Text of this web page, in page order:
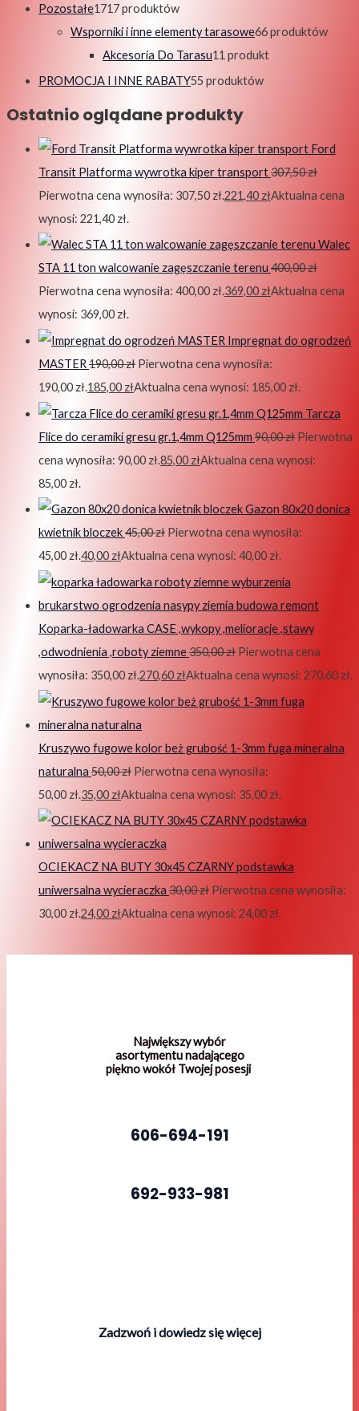
Pozostałe1717 produktów
Wsporniki i inne elementy tarasowe66 produktów
Akcesoria Do Tarasu11 produkt
PROMOCJA I INNE RABATY55 produktów
Ostatnio oglądane produkty
Ford
Transit Platforma wywrotka kiper transport307,50zł
Pierwotna cena wynosiła: 307,50 zł.221,40 złAktualna cena
wynosi: 221,40 zł.
Walec
STA 11 ton walcowanie zagęszczanie terenu 400,00zł
Pierwotna cena wynosiła: 400,00 zł.369,00 złAktualna cena
wynosi: 369,00 zł.
Impregnat do ogrodzeń
MASTER190,00zł Pierwotna cena wynosiła:
190,00 zł.185,00 złAktualna cena wynosi: 185,00 zł.
Tarcza
Flice do ceramiki gresu gr.1,4mm Q125mm 90,00zł Pierwotna
cena wynosiła: 90,00 zł.85,00 złAktualna cena wynosi:
85,00 zł.
Gazon 80x20 donica
kwietnik bloczek45,00zł Pierwotna cena wynosiła:
45,00 zł.40,00 złAktualna cena wynosi: 40,00 zł.
Koparka-ładowarka CASE ,wykopy ,melioracje ,stawy
,odwodnienia ,roboty ziemne350,00zł Pierwotna cena
wynosiła: 350,00 zł.270,60 złAktualna cena wynosi: 270,60 zł.
Kruszywo fugowe kolor beż grubość 1-3mm fuga mineralna
naturalna 50,00zł Pierwotna cena wynosiła:
50,00 zł.35,00 złAktualna cena wynosi: 35,00 zł.
OCIEKACZ NA BUTY 30x45 CZARNY podstawka
uniwersalna wycieraczka 30,00zł Pierwotna cena wynosiła:
30,00 zł.24,00 złAktualna cena wynosi: 24,00 zł.
Największy wybór
asortymentu nadającego
piękno wokół Twojej posesji
606-694-191
692-933-981
Zadzwoń i dowiedz się więcej